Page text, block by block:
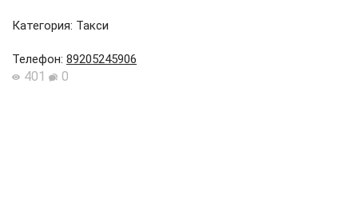
Категория: Такси
Телефон: 89205245906
401 0